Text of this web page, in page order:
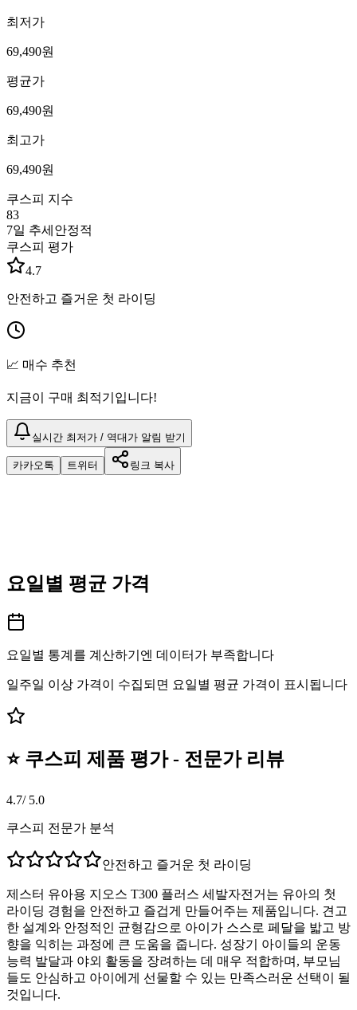
최저가
69,490원
평균가
69,490원
최고가
69,490원
쿠스피 지수
83
7일 추세 안정적
쿠스피 평가
4.7
안전하고 즐거운 첫 라이딩
📈 매수 추천
지금이 구매 최적기입니다!
실시간 최저가 / 역대가 알림 받기
카카오톡 트위터 링크 복사
요일별 평균 가격
요일별 통계를 계산하기엔 데이터가 부족합니다
일주일 이상 가격이 수집되면 요일별 평균 가격이 표시됩니다
⭐ 쿠스피 제품 평가 - 전문가 리뷰
4.7/ 5.0
쿠스피 전문가 분석
안전하고 즐거운 첫 라이딩
제스터 유아용 지오스 T300 플러스 세발자전거는 유아의 첫
라이딩 경험을 안전하고 즐겁게 만들어주는 제품입니다. 견고
한 설계와 안정적인 균형감으로 아이가 스스로 페달을 밟고 방
향을 익히는 과정에 큰 도움을 줍니다. 성장기 아이들의 운동
능력 발달과 야외 활동을 장려하는 데 매우 적합하며, 부모님
들도 안심하고 아이에게 선물할 수 있는 만족스러운 선택이 될
것입니다.